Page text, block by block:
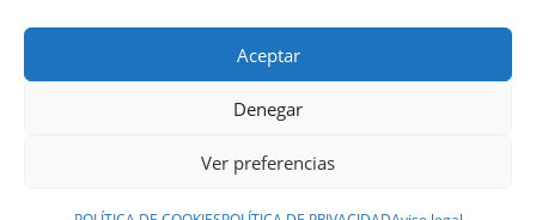
Aceptar
Denegar
Ver preferencias
política de privacidad|política de cookies